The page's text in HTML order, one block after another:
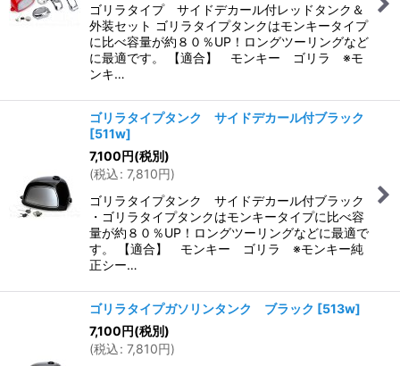
ゴリラタイプ サイドデカール付レッドタンク＆
外装セット ゴリラタイプタンクはモンキータイプ
に比べ容量が約８０％UP！ロングツーリングなど
に最適です。 【適合】 モンキー ゴリラ ※モ
ンキ…
ゴリラタイプタンク サイドデカール付ブラック
[511w]
7,100円(税別)
(税込: 7,810円)
ゴリラタイプタンク サイドデカール付ブラック
・ゴリラタイプタンクはモンキータイプに比べ容
量が約８０％UP！ロングツーリングなどに最適で
す。 【適合】 モンキー ゴリラ ※モンキー純
正シー…
ゴリラタイプガソリンタンク ブラック [513w]
7,100円(税別)
(税込: 7,810円)